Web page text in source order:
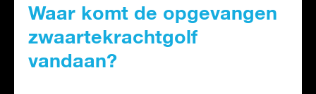
Waar komt de opgevangen
zwaartekrachtgolf
vandaan?